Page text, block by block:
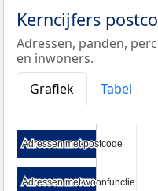
Kerncijfers
Adressen, panden,
en inwoners.
Grafiek
Tabel
Adressen met postcode
Adressen met postcode
Adressen met woonfunctie
Adressen met woonfunctie